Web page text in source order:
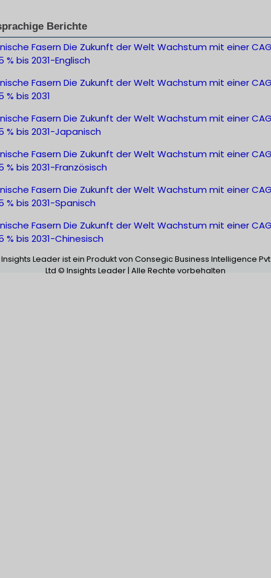
Berichte
Fasern Die Zukunft der Welt Wachstum mit einer
% bis 2031-Englisch
Fasern Die Zukunft der Welt Wachstum mit einer
% bis 2031
Fasern Die Zukunft der Welt Wachstum mit einer
% bis 2031-Japanisch
Fasern Die Zukunft der Welt Wachstum mit einer
% bis 2031-Französisch
Fasern Die Zukunft der Welt Wachstum mit einer
% bis 2031-Spanisch
Fasern Die Zukunft der Welt Wachstum mit einer
% bis 2031-Chinesisch
Insights Leader ist ein Produkt von Consegic Business Intelligence Pvt
Ltd © Insights Leader | Alle Rechte vorbehalten